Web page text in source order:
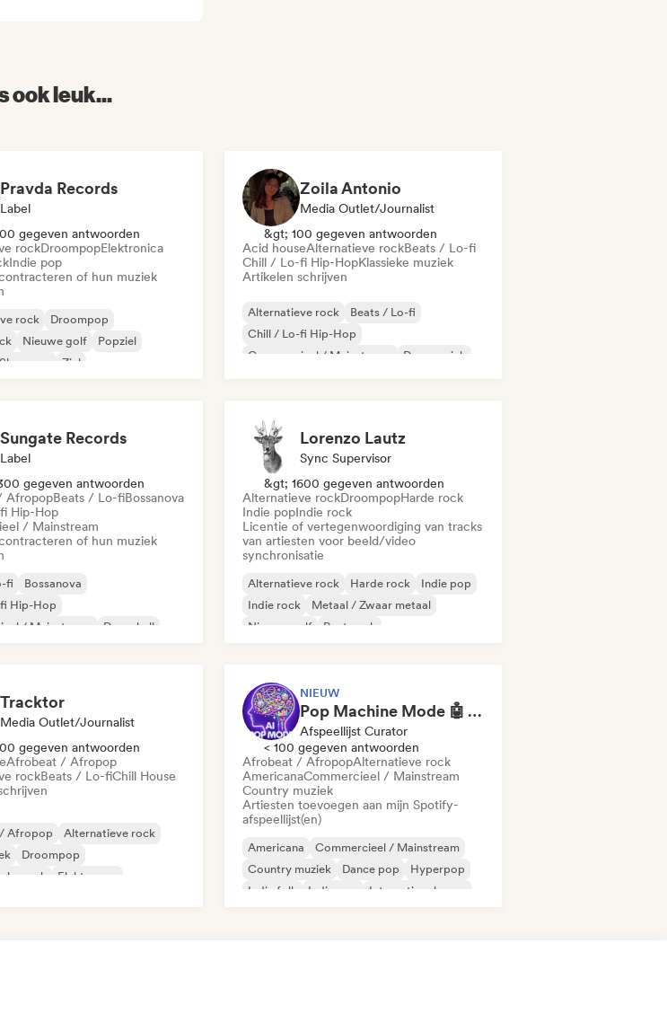
ook leuk...
Pravda Records
Label
gegeven antwoorden
rockDroompopElektronica
Indie pop
of hun muziek
rock
Droompop
Nieuwe golf
Popziel
Shoegaze Ziel
Zoila Antonio
Media Outlet/Journalist
&gt; 100 gegeven antwoorden
Acid houseAlternatieve rockBeats / Lo-fi
Chill / Lo-fi Hip-HopKlassieke muziek
Artikelen schrijven
Alternatieve rock
Beats / Lo-fi
Chill / Lo-fi Hip-Hop
Commercieel / Mainstream
Dansmuziek
Sungate Records
Label
gegeven antwoorden
AfropopBeats / Lo-fiBossanova
Hip-Hop
/ Mainstream
of hun muziek
fi
Bossanova
Hip-Hop
/ Mainstream
Dancehall
Lorenzo Lautz
Sync Supervisor
&gt; 1600 gegeven antwoorden
Alternatieve rockDroompopHarde rock
Indie popIndie rock
Licentie of vertegenwoordiging van tracks
van artiesten voor beeld/video
synchronisatie
Alternatieve rock Harde rock
Indie pop
Indie rock
Metaal / Zwaar metaal
Nieuwe golf
Post punk
Tracktor
Media Outlet/Journalist
gegeven antwoorden
Afrobeat / Afropop
rockBeats / Lo-fiChill House
Afropop
Alternatieve rock
Droompop
rock
Elektropop
NIEUW
Pop Machine Mode 🤖 AI Music, Indie Pop & Dream Pop
Afspeellijst Curator
< 100 gegeven antwoorden
Afrobeat / AfropopAlternatieve rock
AmericanaCommercieel / Mainstream
Country muziek
Artiesten toevoegen aan mijn Spotify-
afspeellijst(en)
Americana
Commercieel / Mainstream
Country muziek
Dance pop
Hyperpop
Indie folk
Indie pop Internationale pop